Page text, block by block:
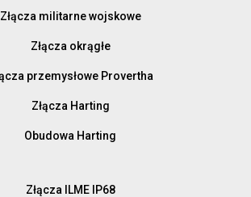
Złącza militarne wojskowe
Złącza okrągłe
przemysłowe Provertha
Złącza Harting
Obudowa Harting
Złącza ILME IP68